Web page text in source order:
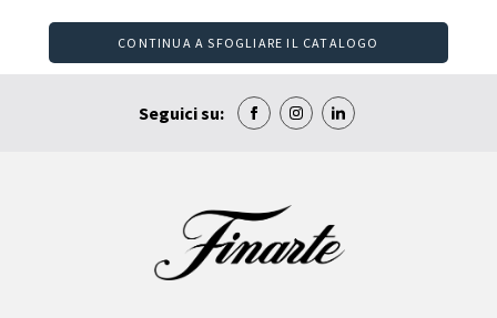
CONTINUA A SFOGLIARE IL CATALOGO
Seguici su: